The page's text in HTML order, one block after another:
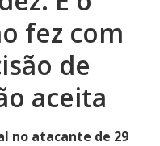
fez com
de
aceita
no atacante de 29